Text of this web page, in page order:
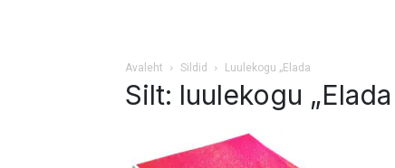
Avaleht Sildid Luulekogu „Elada
Silt: luulekogu „Elada